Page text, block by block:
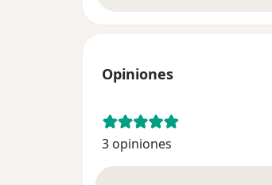
Opiniones
3 opiniones